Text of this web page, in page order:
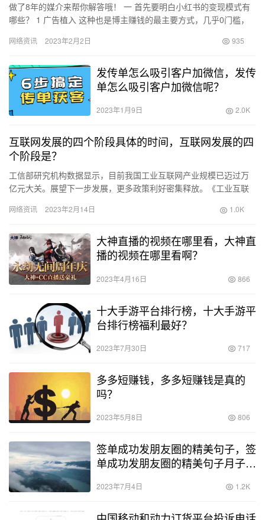
做了8年的媒介来帮你解答哦！ 一 首先要明白小红书的变现模式有
哪些？ 1 广告植入 这种也是博主赚钱的最主要方式，几乎0门槛，
网络资讯 2023年2月2日 935
发传单怎么吸引客户加微信，发传
单怎么吸引客户加微信呢？
2023年1月9日 2.0K
互联网发展的四个阶段具体的时间，互联网发展的四
个阶段是？
工信部研究机构数据显示，目前我国工业互联网产业规模已迈过万
亿元大关。展望下一步发展，更多政策利好密集释放。《工业互联
融…
网络资讯 2023年2月14日 1.0K
大神直播的视频在哪里看，大神直
播的视频在哪里看啊？
2023年4月16日 866
十大手游平台排行榜，十大手游平
台排行榜福利最好？
2023年7月30日 717
多多短赚钱，多多短赚钱是真的
吗？
2023年5月8日 806
签单成功发朋友圈的精美句子，签
单成功发朋友圈的精美句子月子中
2023年7月4日 1.2K